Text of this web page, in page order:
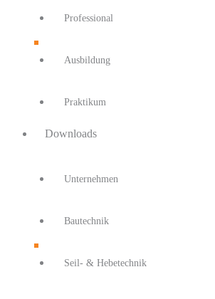
Professional
Ausbildung
Praktikum
Downloads
Unternehmen
Bautechnik
Seil- & Hebetechnik